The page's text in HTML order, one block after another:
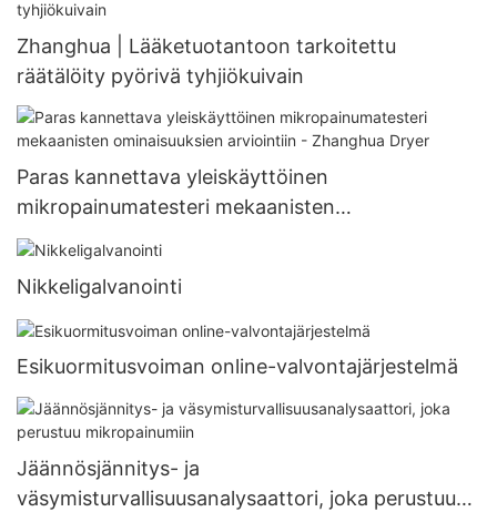
Zhanghua | Lääketuotantoon tarkoitettu
räätälöity pyörivä tyhjiökuivain
Paras kannettava yleiskäyttöinen
mikropainumatesteri mekaanisten
ominaisuuksien arviointiin - Zhanghua Dryer
Nikkeligalvanointi
Esikuormitusvoiman online-valvontajärjestelmä
Jäännösjännitys- ja
väsymisturvallisuusanalysaattori, joka perustuu